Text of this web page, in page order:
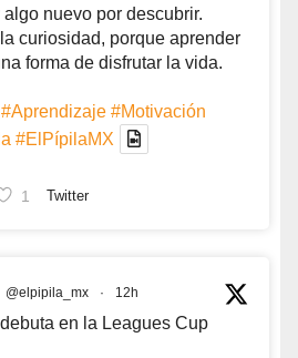
nuevo por descubrir.
curiosidad, porque aprender
forma de disfrutar la vida.
#Aprendizaje #Motivación
#ElPípilaMX
1 Twitter
@elpipila_mx · 12h
debuta en la Leagues Cup